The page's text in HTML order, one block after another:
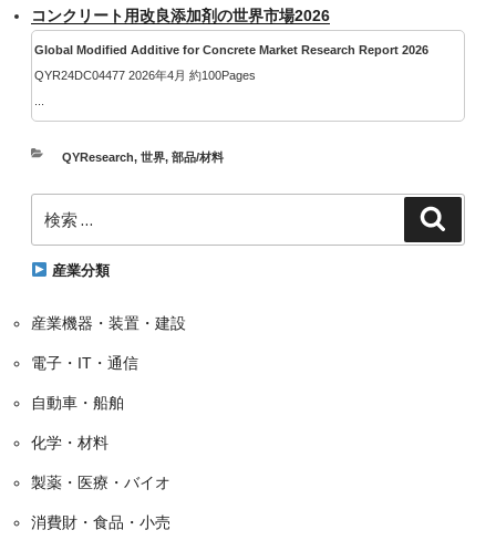
コンクリート用改良添加剤の世界市場2026
Global Modified Additive for Concrete Market Research Report 2026
QYR24DC04477 2026年4月 約100Pages
カ
リ
QYResearch, 世界, 部品/材料
索:
産業分類
産業機器・装置・建設
電子・IT・通信
自動車・船舶
化学・材料
製薬・医療・バイオ
消費財・食品・小売